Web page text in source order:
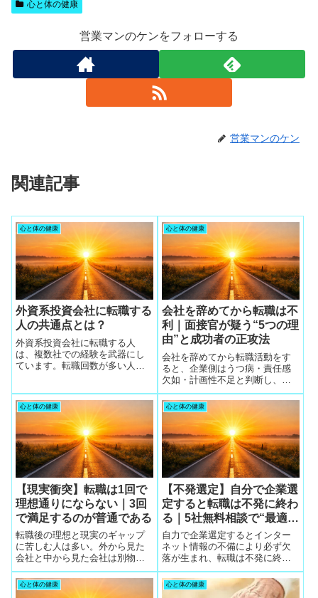
心と体の健康
営業マンのケンをフォローする
営業マンのケン
関連記事
心と体の健康
外資系投資会社に転職する
人の共通点とは？
外資系投資会社に転職する人
は、複数社での経験を武器にし
ています。転職回数が多い人ほ
心と体の健康
会社を辞めてから転職は不
利｜面接官が疑う“5つの理
由”と成功者の正攻法
会社を辞めてから転職活動をす
ると、企業側はうつ病・責任感
欠如・計画性不足と判断し、他
の応募者がいればはねられる。
働きながら無料相談を5社受ける
ことで余裕が見え、有利に転職
できる。
心と体の健康
【現実衝突】転職は1回で
理想通りにならない｜3回
で満足するのが普通である
転職後の理想と現実のギャップ
に苦しむ人は多い。外から見た
会社と中から見た会社は別物。
ギャップが大きい場合はキャリ
アコンサルタントに再度無料相
談すればよい。3回の転職で満足
心と体の健康
【不発選定】自分で企業選
定すると転職は不発に終わ
る｜5社無料相談で“最適な
企業”が明確になる
自力で企業選定するとインター
ネット情報の不備により必ず欠
落が生まれ、転職は不発に終わ
る。裏情報はネットでは絶対に
得られないため、5社の無料相談
で客観的に企業を選ぶことが最
心と体の健康 心と体の健康